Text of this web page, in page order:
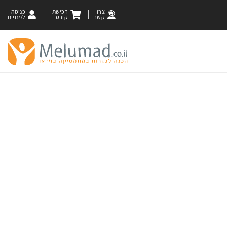
כניסה
למנויים
רכישת
קורס
צרו
קשר